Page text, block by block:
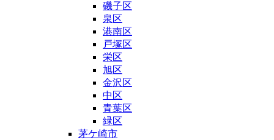
磯子区
泉区
港南区
戸塚区
栄区
旭区
金沢区
中区
青葉区
緑区
茅ケ崎市